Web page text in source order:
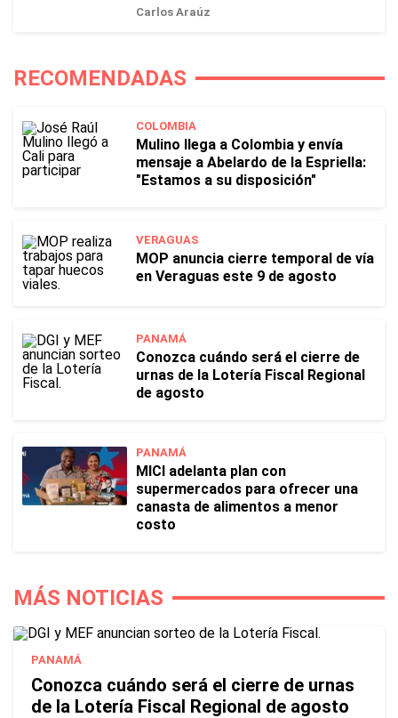
Carlos Araúz
RECOMENDADAS
COLOMBIA
Mulino llega a Colombia y envía
mensaje a Abelardo de la Espriella:
"Estamos a su disposición"
VERAGUAS
MOP anuncia cierre temporal de vía
en Veraguas este 9 de agosto
PANAMÁ
Conozca cuándo será el cierre de
urnas de la Lotería Fiscal Regional
de agosto
PANAMÁ
MICI adelanta plan con
supermercados para ofrecer una
canasta de alimentos a menor
costo
MÁS NOTICIAS
PANAMÁ
Conozca cuándo será el cierre de urnas
de la Lotería Fiscal Regional de agosto